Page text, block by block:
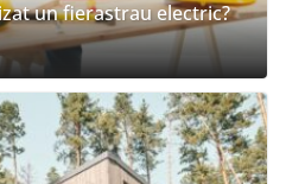
un fierastrau electric?